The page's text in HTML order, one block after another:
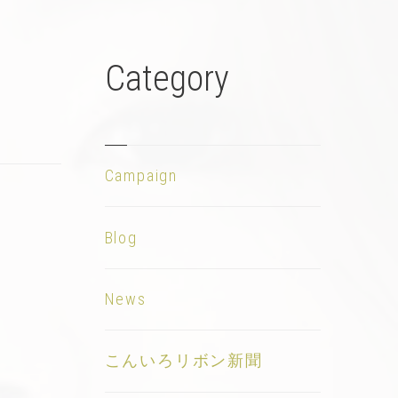
Category
Campaign
Blog
News
こんいろリボン新聞